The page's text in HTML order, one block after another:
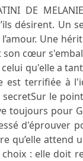
DE
désirent. Un
Une
cœur
qu'elle a
terrifiée à
le
toujours pour
d'éprouver
qu’elle attend
: elle doit